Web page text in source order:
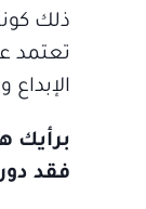
ذلك
تعتمد
الإبداع
برأيك
فقد